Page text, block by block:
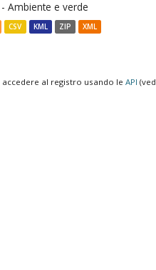
Ambiente e verde
CSV KML ZIP XML
al registro usando le API